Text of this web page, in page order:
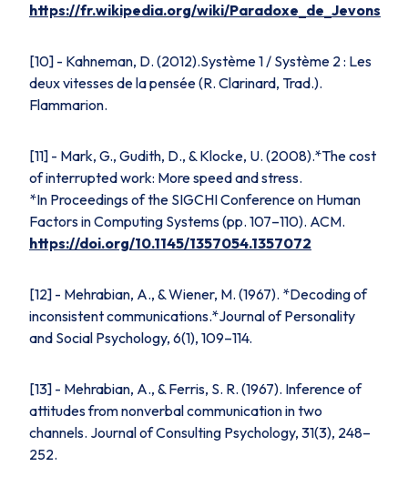
https://fr.wikipedia.org/wiki/Paradoxe_de_Jevons
[10] - Kahneman, D. (2012).Système 1 / Système 2 : Les
deux vitesses de la pensée(R. Clarinard, Trad.).
Flammarion.
[11] - Mark, G., Gudith, D., & Klocke, U. (2008).*The cost
of interrupted work: More speed and stress.
*In Proceedings of the SIGCHI Conference on Human
Factors in Computing Systems(pp. 107–110). ACM.
https://doi.org/10.1145/1357054.1357072
[12] - Mehrabian, A., & Wiener, M. (1967). *Decoding of
inconsistent communications.*Journal of Personality
and Social Psychology, 6(1), 109–114.
[13] - Mehrabian, A., & Ferris, S. R. (1967). Inference of
attitudes from nonverbal communication in two
channels. Journal of Consulting Psychology, 31(3), 248–
252.